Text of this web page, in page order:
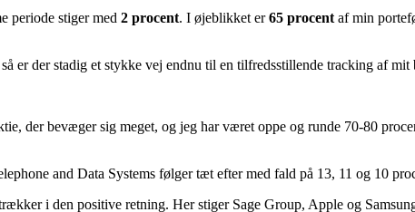
periode stiger med 2 procent. I øjeblikket er65 procent af min
er der stadig et stykke vej endnu til en tilfredsstillende tracking af mit
der bevæger sig meget, og jeg har været oppe og runde 70-80
and Data Systems følger tæt efter med fald på 13, 11 og 10
i den positive retning. Her stiger Sage Group, Apple og